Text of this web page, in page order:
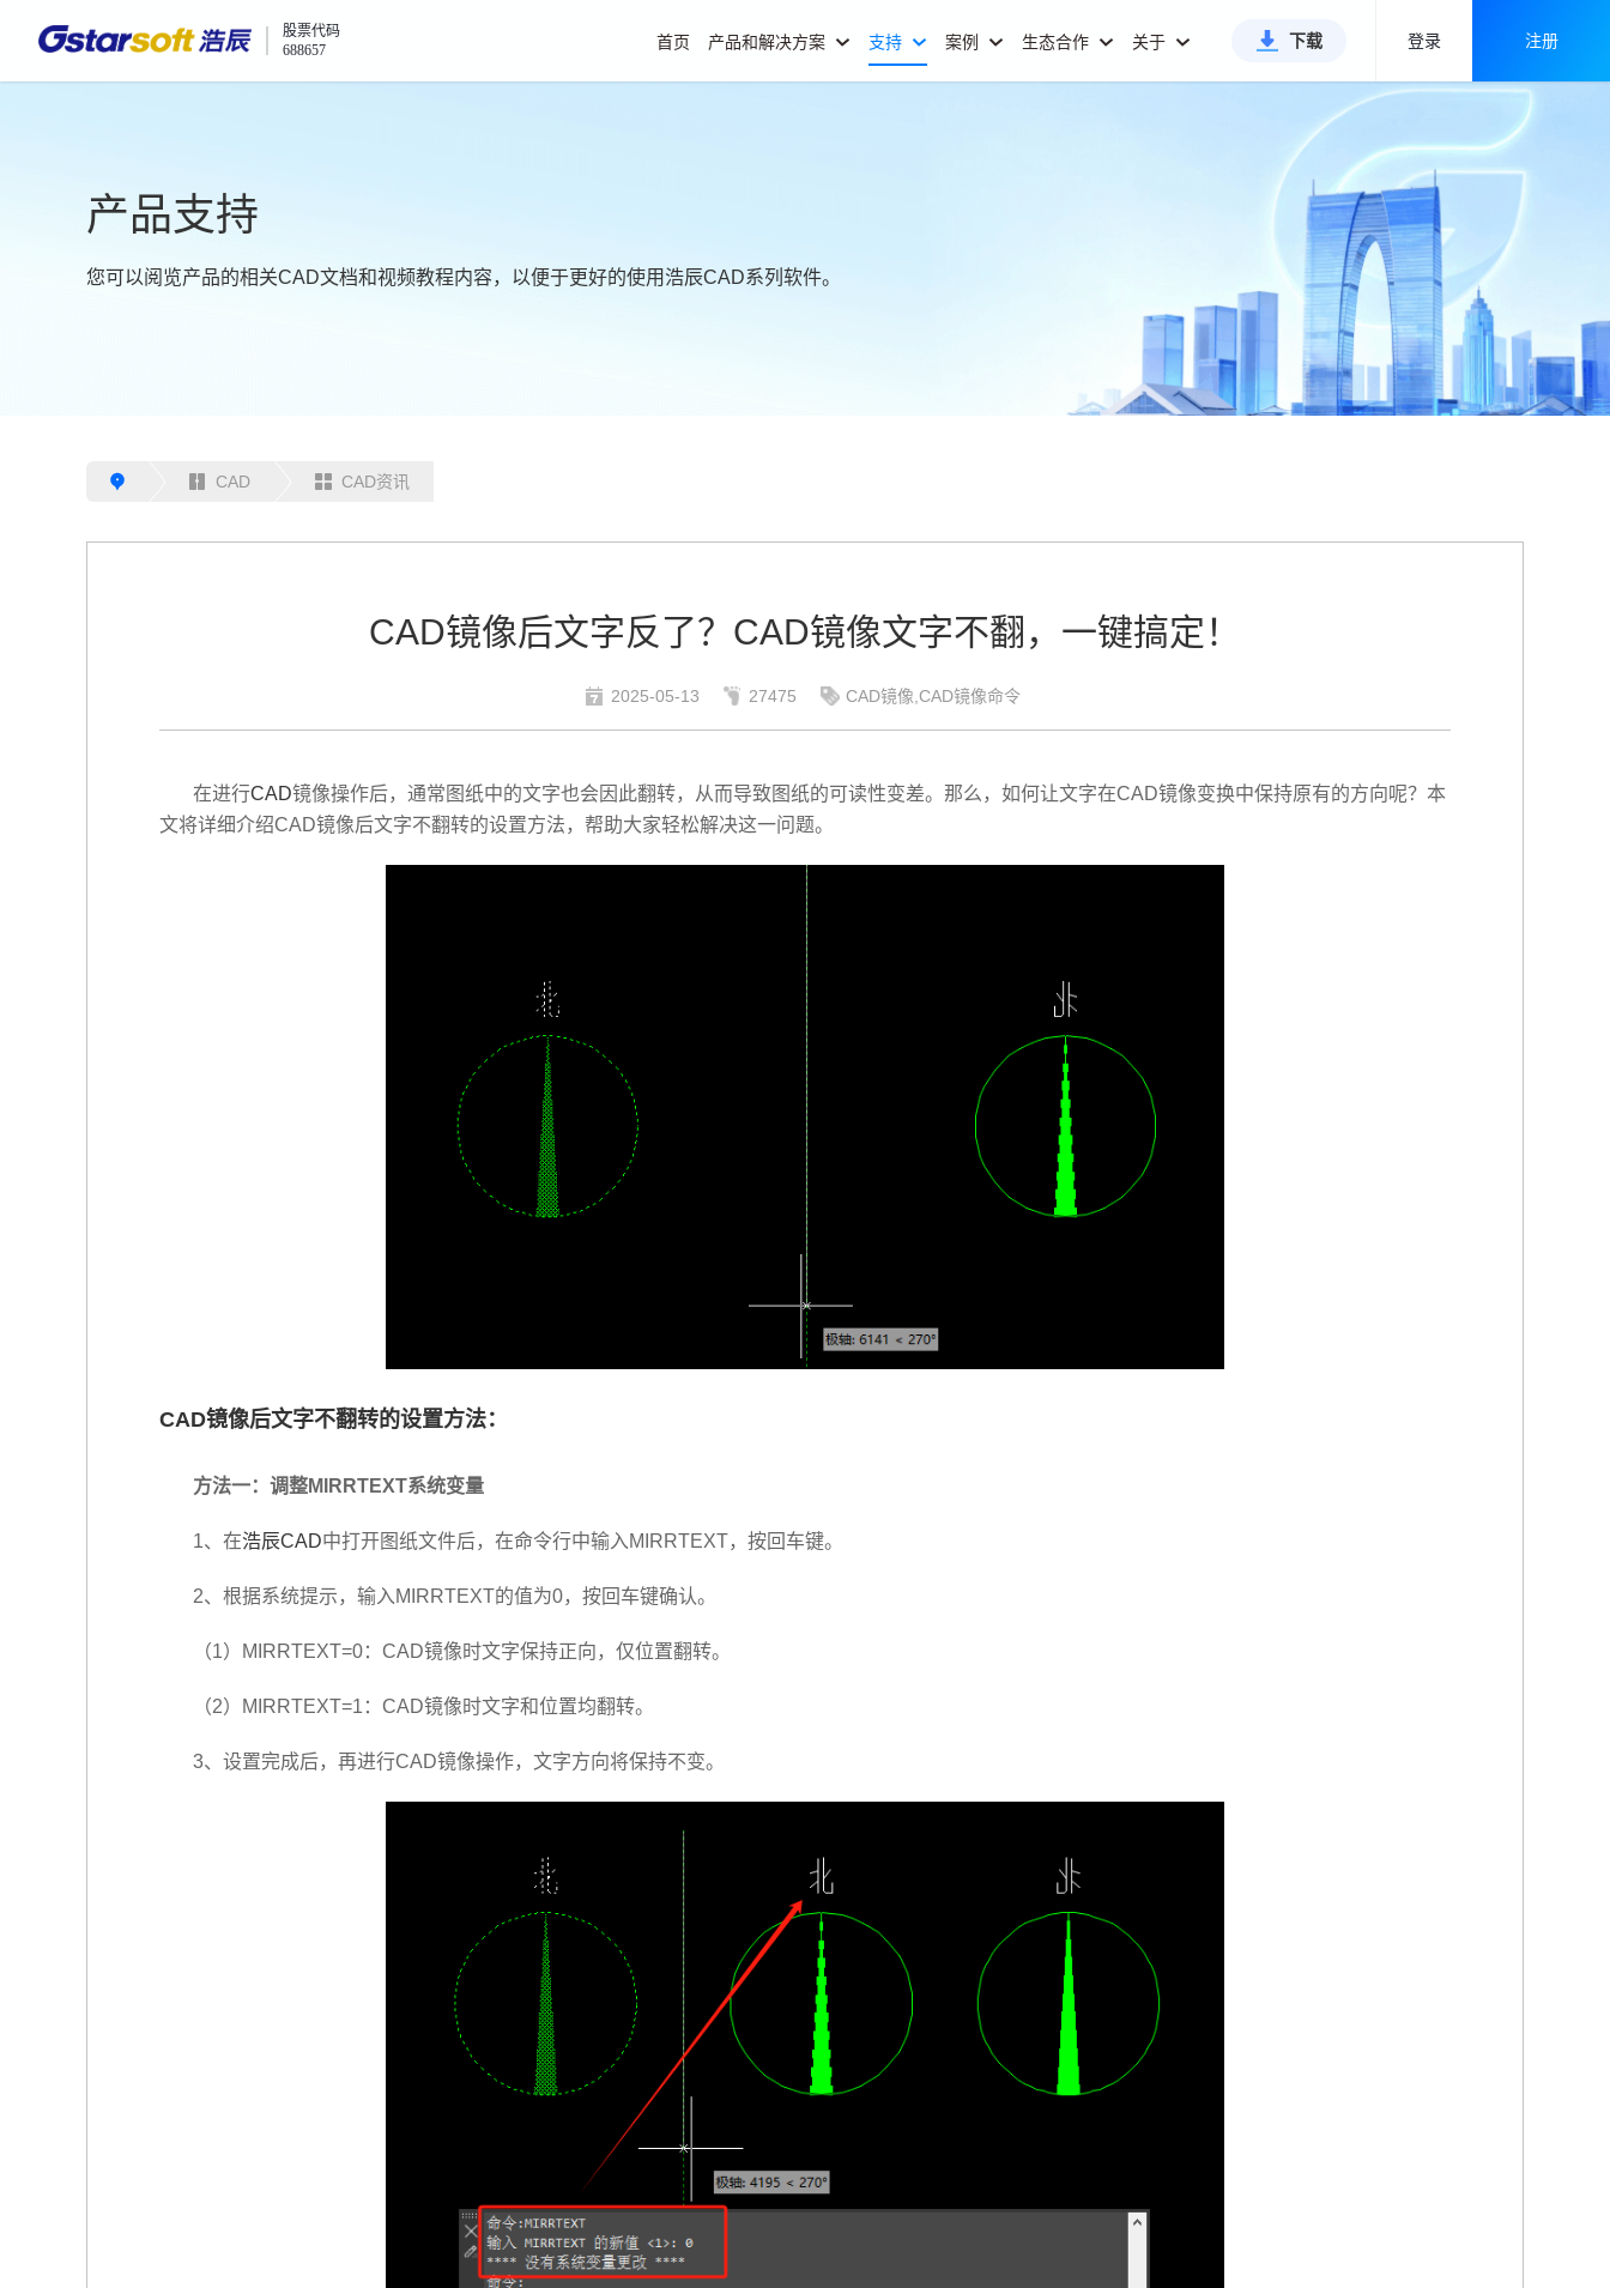
股票代码
688657
首页 产品和解决方案 支持 案例 生态合作 关于 下载 登录 注册
产品支持
您可以阅览产品的相关CAD文档和视频教程内容，以便于更好的使用浩辰CAD系列软件。
CAD CAD资讯
CAD镜像后文字反了？CAD镜像文字不翻，一键搞定！
2025-05-13 27475 CAD镜像,CAD镜像命令
在进行CAD镜像操作后，通常图纸中的文字也会因此翻转，从而导致图纸的可读性变差。那么，如何让文字在CAD镜像变换中保持原有的方向呢？本
文将详细介绍CAD镜像后文字不翻转的设置方法，帮助大家轻松解决这一问题。
CAD镜像后文字不翻转的设置方法：
方法一：调整MIRRTEXT系统变量
1、在浩辰CAD中打开图纸文件后，在命令行中输入MIRRTEXT，按回车键。
2、根据系统提示，输入MIRRTEXT的值为0，按回车键确认。
（1）MIRRTEXT=0：CAD镜像时文字保持正向，仅位置翻转。
（2）MIRRTEXT=1：CAD镜像时文字和位置均翻转。
3、设置完成后，再进行CAD镜像操作，文字方向将保持不变。